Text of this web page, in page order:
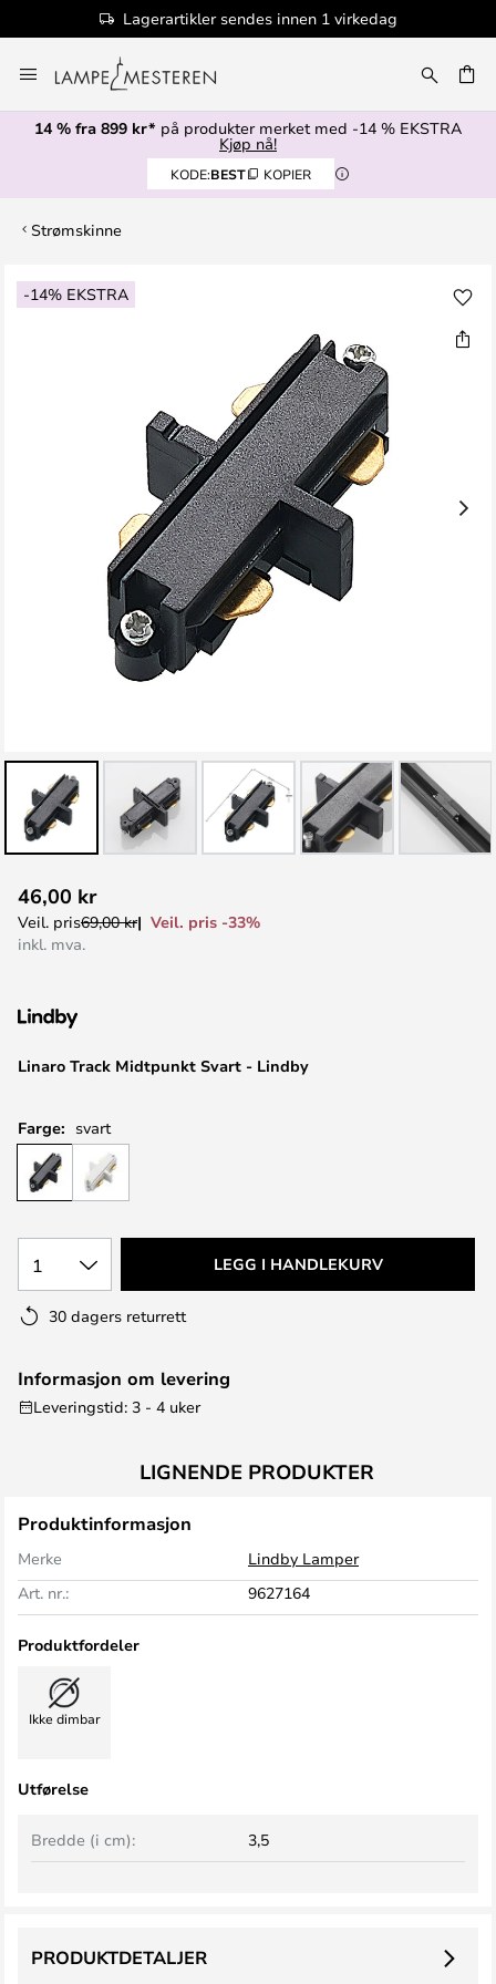
Lagerartikler sendes innen 1 virkedag
til
innhold
14 % fra 899 kr* på produkter merket med -14 % EKSTRA
Kjøp nå!
KODE:BEST KOPIER
Strømskinne
-14% EKSTRA
Gå
til
til
begynnelsen
Linaro Track Midtpunkt Svart - Lindby
46,00 kr
Veil. pris69,00 kr
Veil. pris -33%
inkl. mva.
Farge: svart
1 LEGG I HANDLEKURV
30 dagers returrett
Informasjon om levering
Leveringstid: 3 - 4 uker
LIGNENDE PRODUKTER
Produktinformasjon
Merke
Lindby Lamper
Art. nr.:
9627164
Produktfordeler
Ikke dimbar
Utførelse
Bredde (i cm): 3,5
PRODUKTDETALJER